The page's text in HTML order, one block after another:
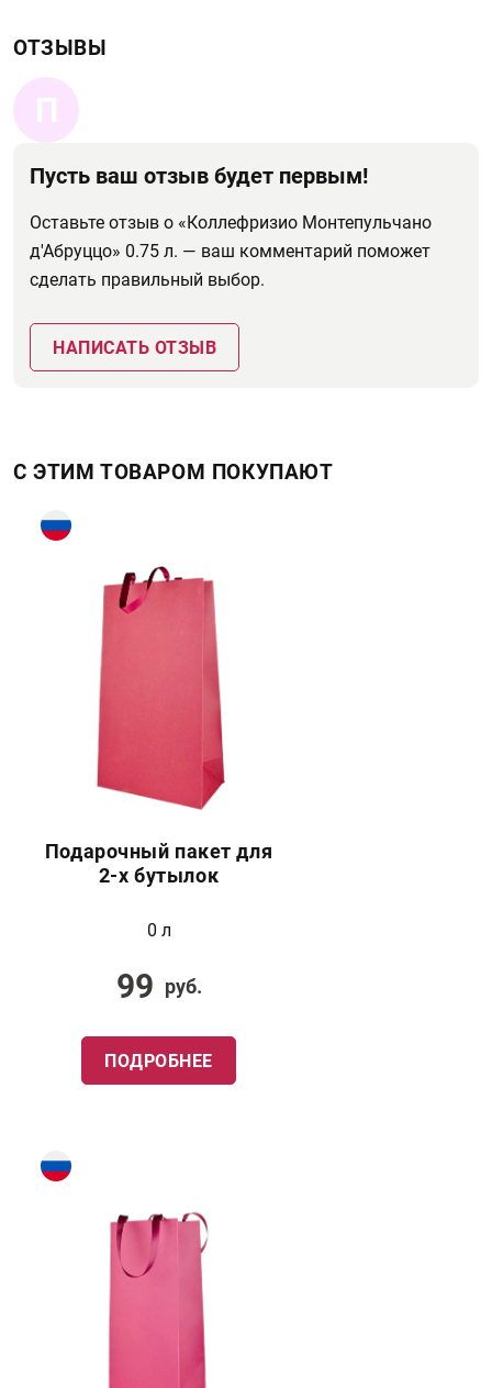
ОТЗЫВЫ
П
Пусть ваш отзыв будет первым!
Оставьте отзыв о «Коллефризио Монтепульчано
д'Абруццо» 0.75 л. — ваш комментарий поможет
сделать правильный выбор.
НАПИСАТЬ ОТЗЫВ
С ЭТИМ ТОВАРОМ ПОКУПАЮТ
Подарочный пакет для
2-х бутылок
0 л
99 руб.
ПОДРОБНЕЕ